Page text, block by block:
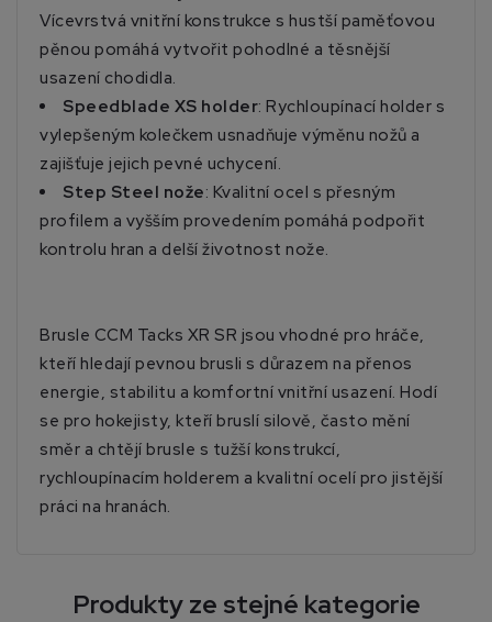
Vícevrstvá vnitřní konstrukce s hustší paměťovou
pěnou pomáhá vytvořit pohodlné a těsnější
usazení chodidla.
Speedblade XS holder: Rychloupínací holder s
vylepšeným kolečkem usnadňuje výměnu nožů a
zajišťuje jejich pevné uchycení.
Step Steel nože: Kvalitní ocel s přesným
profilem a vyšším provedením pomáhá podpořit
kontrolu hran a delší životnost nože.
Brusle CCM Tacks XR SR jsou vhodné pro hráče,
kteří hledají pevnou brusli s důrazem na přenos
energie, stabilitu a komfortní vnitřní usazení. Hodí
se pro hokejisty, kteří bruslí silově, často mění
směr a chtějí brusle s tužší konstrukcí,
rychloupínacím holderem a kvalitní ocelí pro jistější
práci na hranách.
Produkty ze stejné kategorie